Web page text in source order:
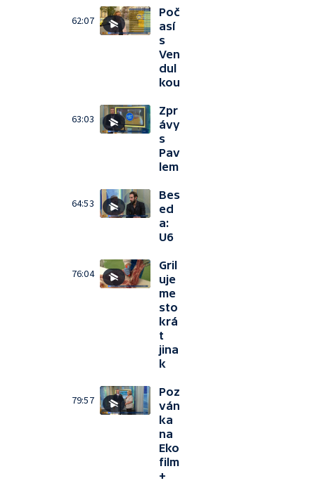
62:07
Poč
así
s
Ven
dul
kou
63:03
Zpr
ávy
s
Pav
lem
64:53
Bes
ed
a:
U6
76:04
Gril
uje
me
sto
krá
t
jina
k
79:57
Poz
ván
ka
na
Eko
film
+